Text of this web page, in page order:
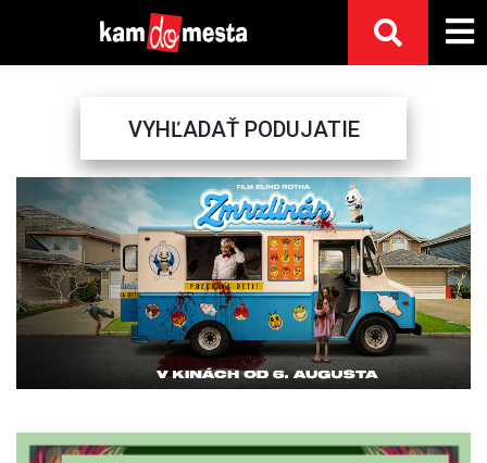
VYHĽADAŤ PODUJATIE
Previous Next